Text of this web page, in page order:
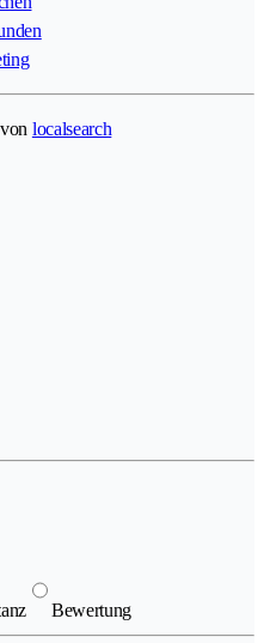
localsearch
Bewertung